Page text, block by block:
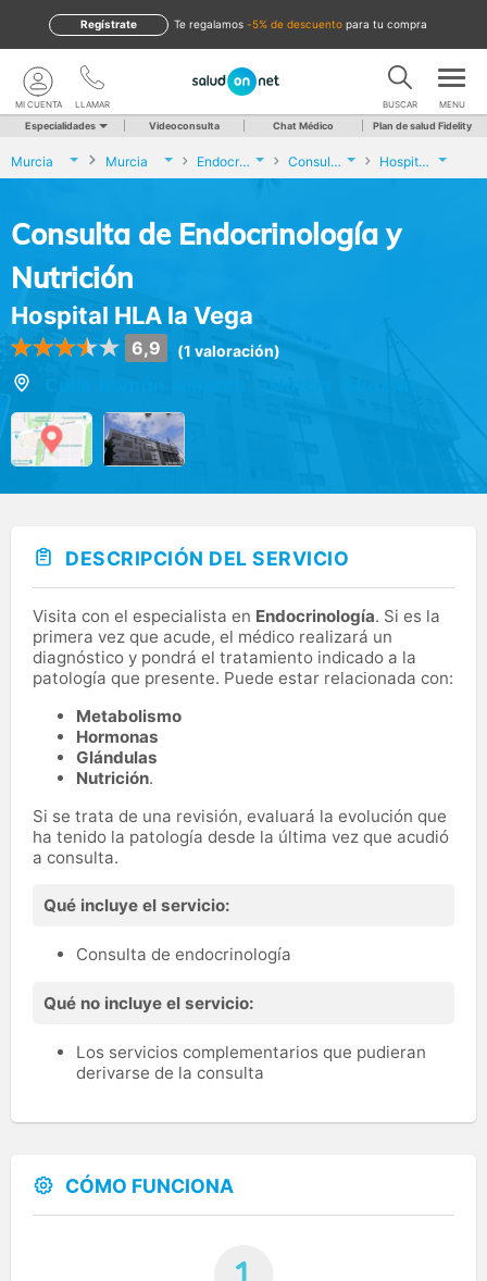
te regalamos -5% de descuento para tu compra
Regístrate
LLAMAR
MI CUENTA BUSCAR MENU
Especialidades Videoconsulta Chat Médico Plan de salud Fidelity
Murcia Murcia Endocrinología y Nutrición Consulta de Endocrinología y Nutrición Hospital HLA la Vega
Consulta de Endocrinología y
Nutrición
Hospital HLA la Vega
6,9 (1 valoración)
DESCRIPCIÓN DEL SERVICIO
Visita con el especialista en Endocrinología. Si es la
primera vez que acude, el médico realizará un
diagnóstico y pondrá el tratamiento indicado a la
patología que presente. Puede estar relacionada con:
Metabolismo
Hormonas
Glándulas
Nutrición.
Si se trata de una revisión, evaluará la evolución que
ha tenido la patología desde la última vez que acudió
a consulta.
Qué incluye el servicio:
Consulta de endocrinología
Qué no incluye el servicio:
Los servicios complementarios que pudieran
derivarse de la consulta
CÓMO FUNCIONA